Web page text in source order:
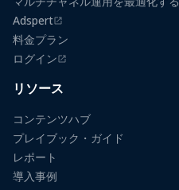
Adspert
（新しいタブで開きます）
料金プラン
ログイン
（新しいタブで開きます）
リソース
コンテンツハブ
プレイブック・ガイド
レポート
導入事例